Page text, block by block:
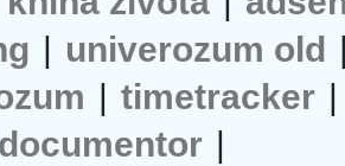
| univerozum old
| timetracker |
documentor |